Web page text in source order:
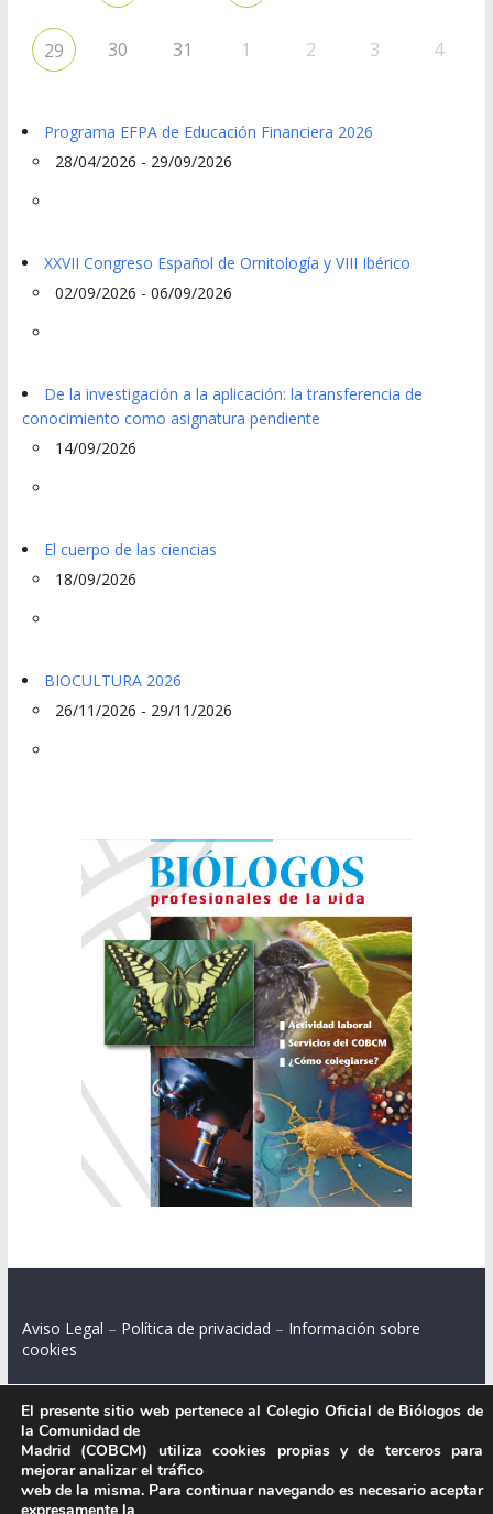
29 30 31 1 2 3 4
Programa EFPA de Educación Financiera 2026
28/04/2026 - 29/09/2026
XXVII Congreso Español de Ornitología y VIII Ibérico
02/09/2026 - 06/09/2026
De la investigación a la aplicación: la transferencia de
conocimiento como asignatura pendiente
14/09/2026
El cuerpo de las ciencias
18/09/2026
BIOCULTURA 2026
26/11/2026 - 29/11/2026
Aviso Legal – Política de privacidad – Información sobre
cookies
Colegio Oficial de Biólogos de la Comunidad de Madrid.
C/ Santa Engracia 108, 2º int.izq. 28003 Madrid.
El presente sitio web pertenece al Colegio Oficial de Biólogos de
la Comunidad de
Madrid (COBCM) utiliza cookies propias y de terceros para
mejorar analizar el tráfico
web de la misma. Para continuar navegando es necesario aceptar